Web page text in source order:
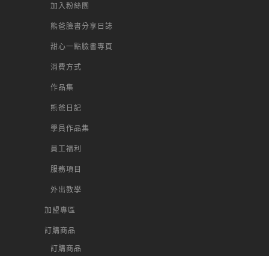
加入粉絲團
熊爸臉書分享日誌
甜心一點臉書專頁
消費方式
作品集
熊爸日記
學員作品集
員工福利
服務項目
外出教學
加盟專區
訂購商品
訂購商品